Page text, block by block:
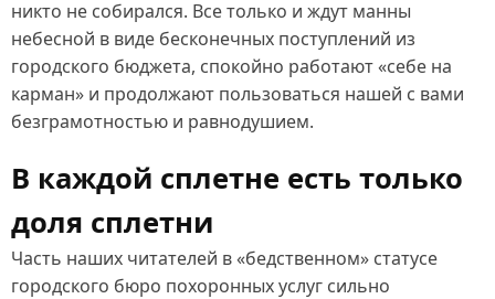
никто не собирался. Все только и ждут манны
небесной в виде бесконечных поступлений из
городского бюджета, спокойно работают «себе на
карман» и продолжают пользоваться нашей с вами
безграмотностью и равнодушием.
В каждой сплетне есть только
доля сплетни
Часть наших читателей в «бедственном» статусе
городского бюро похоронных услуг сильно